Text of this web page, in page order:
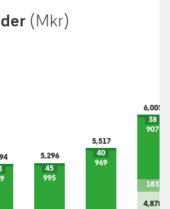
(Mkr)
5,296
45
995
5,517
40
969
6,005
38
907
183
4,878